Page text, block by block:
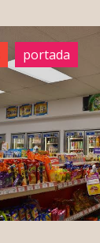
portada